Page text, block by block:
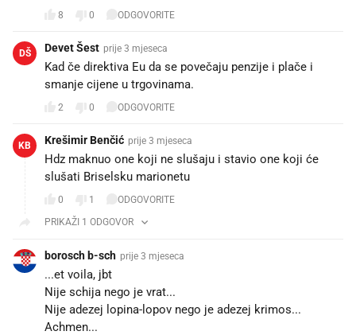
8 0 ODGOVORITE
DŠ Devet Šest prije 3 mjeseca
Kad če direktiva Eu da se povečaju penzije i plače i
smanje cijene u trgovinama.
2 0 ODGOVORITE
KB Krešimir Benčić prije 3 mjeseca
Hdz maknuo one koji ne slušaju i stavio one koji će
slušati Briselsku marionetu
0 1
ODGOVORITE
PRIKAŽI 1 ODGOVOR
borosch b-sch prije 3 mjeseca
...et voila, jbt
Nije schija nego je vrat...
Nije adezej lopina-lopov nego je adezej krimos...
Achmen...